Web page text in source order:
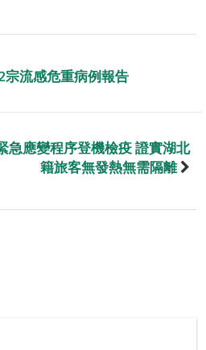
宗流感危重病例報告
急應變程序登機檢疫 證實湖北
籍旅客無發熱無需隔離